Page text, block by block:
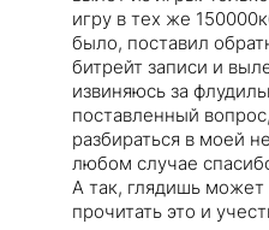
игру в тех же
было, поставил
битрейт записи и
извиняюсь за
поставленный
разбираться в моей
любом случае
А так, глядишь
прочитать это и